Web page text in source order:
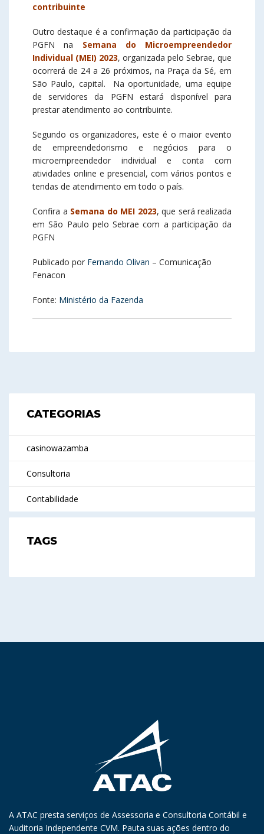
contribuinte
Outro destaque é a confirmação da participação da
PGFN na Semana do Microempreendedor
Individual (MEI) 2023, organizada pelo Sebrae, que
ocorrerá de 24 a 26 próximos, na Praça da Sé, em
São Paulo, capital. Na oportunidade, uma equipe
de servidores da PGFN estará disponível para
prestar atendimento ao contribuinte.
Segundo os organizadores, este é o maior evento
de empreendedorismo e negócios para o
microempreendedor individual e conta com
atividades online e presencial, com vários pontos e
tendas de atendimento em todo o país.
Confira a Semana do MEI 2023, que será realizada
em São Paulo pelo Sebrae com a participação da
PGFN
Publicado por Fernando Olivan – Comunicação
Fenacon
Fonte: Ministério da Fazenda
CATEGORIAS
casinowazamba
Consultoria
Contabilidade
TAGS
A ATAC presta serviços de Assessoria e Consultoria Contábil e
Auditoria Independente CVM. Pauta suas ações dentro do